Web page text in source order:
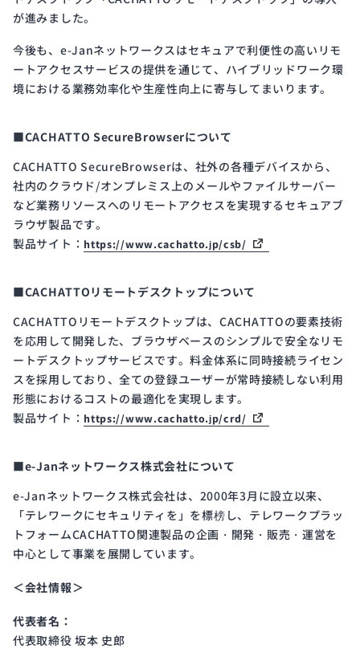
が進みました。
今後も、e-Janネットワークスはセキュアで利便性の高いリモ
ートアクセスサービスの提供を通じて、ハイブリッドワーク環
境における業務効率化や生産性向上に寄与してまいります。
■CACHATTO SecureBrowserについて
CACHATTO SecureBrowserは、社外の各種デバイスから、
社内のクラウド/オンプレミス上のメールやファイルサーバー
など業務リソースへのリモートアクセスを実現するセキュアブ
ラウザ製品です。
製品サイト： https://www.cachatto.jp/csb/
■CACHATTOリモートデスクトップについて
CACHATTOリモートデスクトップは、CACHATTOの要素技術
を応用して開発した、ブラウザベースのシンプルで安全なリモ
ートデスクトップサービスです。料金体系に同時接続ライセン
スを採用しており、全ての登録ユーザーが常時接続しない利用
形態におけるコストの最適化を実現します。
製品サイト： https://www.cachatto.jp/crd/
■e-Janネットワークス株式会社について
e-Janネットワークス株式会社は、2000年3月に設立以来、
「テレワークにセキュリティを」を標榜し、テレワークプラッ
トフォームCACHATTO関連製品の企画・開発・販売・運営を
中心として事業を展開しています。
＜会社情報＞
代表者名：
代表取締役 坂本 史郎